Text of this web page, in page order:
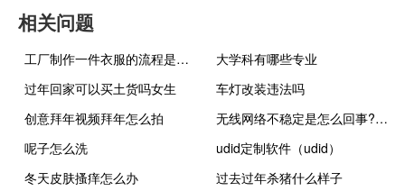
相关问题
工厂制作一件衣服的流程是怎么样的？如何设计爆款衣服？
大学科有哪些专业
过年回家可以买土货吗女生
车灯改装违法吗
创意拜年视频拜年怎么拍
无线网络不稳定是怎么回事?（无线网络不稳定怎么解决）
呢子怎么洗
udid定制软件（udid）
冬天皮肤搔痒怎么办
过去过年杀猪什么样子